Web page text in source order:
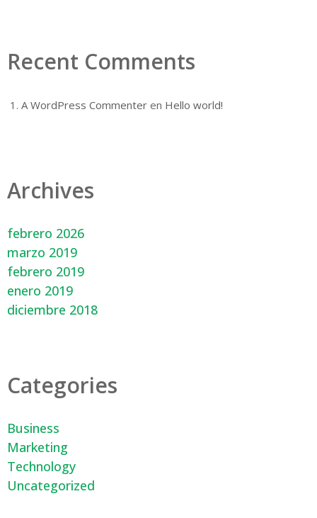
Recent Comments
A WordPress Commenter en Hello world!
Archives
febrero 2026
marzo 2019
febrero 2019
enero 2019
diciembre 2018
Categories
Business
Marketing
Technology
Uncategorized